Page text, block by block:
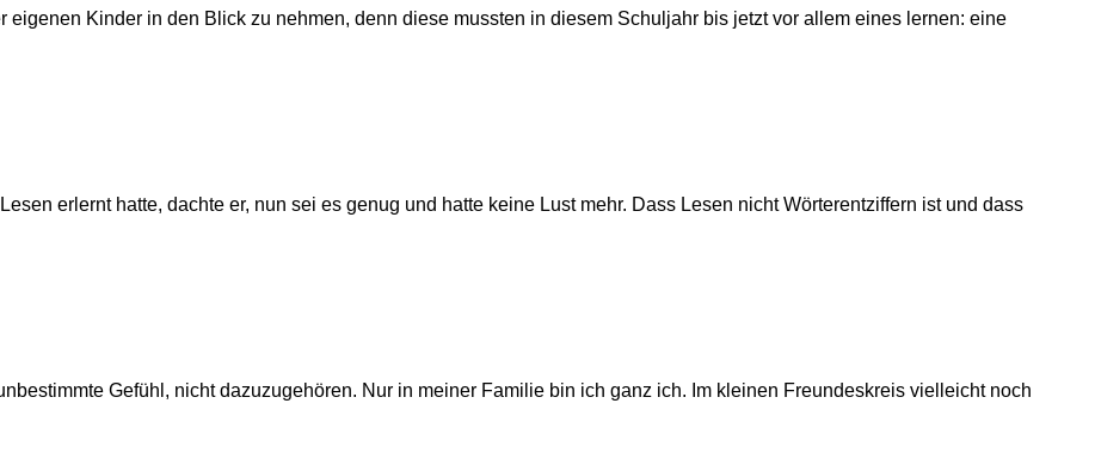
Kinder in den Blick zu nehmen, denn diese mussten in diesem Schuljahr bis jetzt vor allem eines lernen: eine
erlernt hatte, dachte er, nun sei es genug und hatte keine Lust mehr. Dass Lesen nicht Wörterentziffern ist und dass
Gefühl, nicht dazuzugehören. Nur in meiner Familie bin ich ganz ich. Im kleinen Freundeskreis vielleicht noch